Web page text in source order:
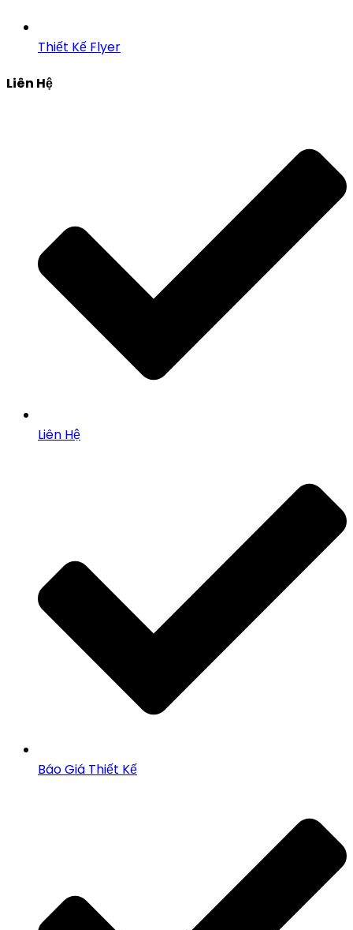
Thiết Kế Flyer
Liên Hệ
Liên Hệ
Báo Giá Thiết Kế